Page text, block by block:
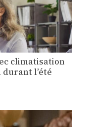
climatisation
l’été